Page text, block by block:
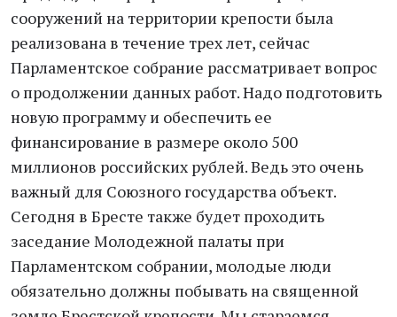
сооружений на территории крепости была
реализована в течение трех лет, сейчас
Парламентское собрание рассматривает вопрос
о продолжении данных работ. Надо подготовить
новую программу и обеспечить ее
финансирование в размере около 500
миллионов российских рублей. Ведь это очень
важный для Союзного государства объект.
Сегодня в Бресте также будет проходить
заседание Молодежной палаты при
Парламентском собрании, молодые люди
обязательно должны побывать на священной